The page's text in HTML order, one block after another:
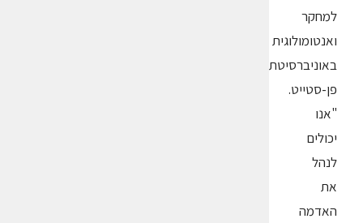
למחקר
ואנטומולוגית
באוניברסיטת
פן-סטייט.
"אנו
יכולים
לנהל
את
האדמה